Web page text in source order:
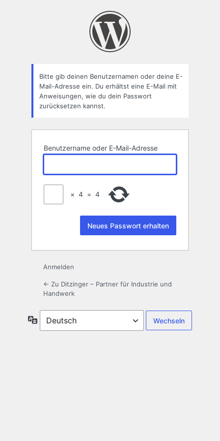
Bitte gib deinen Benutzernamen oder deine E-
Mail-Adresse ein. Du erhältst eine E-Mail mit
Anweisungen, wie du dein Passwort
zurücksetzen kannst.
Benutzername oder E-Mail-Adresse
× 4 = 4
Anmelden
← Zu Ditzinger – Partner für Industrie und
Handwerk
Sprache